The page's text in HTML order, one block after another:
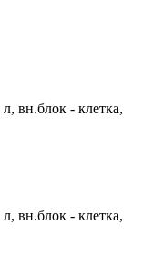
вн.блок - клетка,
вн.блок - клетка,